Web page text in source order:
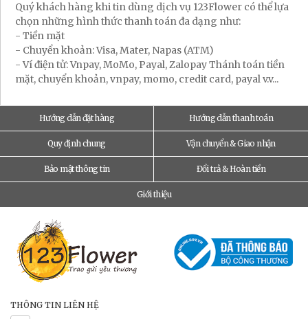
Quý khách hàng khi tin dùng dịch vụ 123Flower có thể lựa
chọn những hình thức thanh toán đa dạng như:
- Tiền mặt
- Chuyển khoản: Visa, Mater, Napas (ATM)
- Ví điện tử: Vnpay, MoMo, Payal, Zalopay Thánh toán tiền
mặt, chuyển khoản, vnpay, momo, credit card, payal v.v...
Hướng dẫn đặt hàng Hướng dẫn thanh toán
Quy định chung Vận chuyển & Giao nhận
Bảo mật thông tin Đổi trả & Hoàn tiền
Giới thiệu
THÔNG TIN LIÊN HỆ